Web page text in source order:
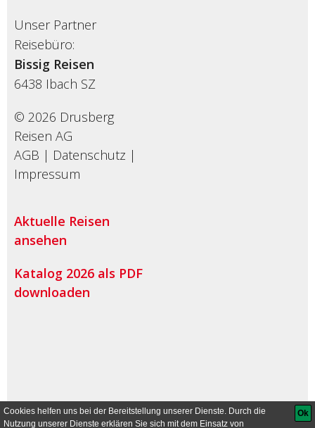
Unser Partner
Reisebüro:
Bissig Reisen
6438 Ibach SZ
© 2026 Drusberg
Reisen AG
AGB | Datenschutz |
Impressum
Aktuelle Reisen
ansehen
Katalog 2026 als PDF
downloaden